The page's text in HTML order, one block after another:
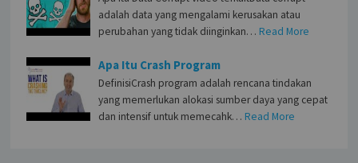
adalah data yang mengalami kerusakan atau
perubahan yang tidak diinginkan… Read More
Apa Itu Crash Program
DefinisiCrash program adalah rencana tindakan
yang memerlukan alokasi sumber daya yang cepat
dan intensif untuk memecahk… Read More